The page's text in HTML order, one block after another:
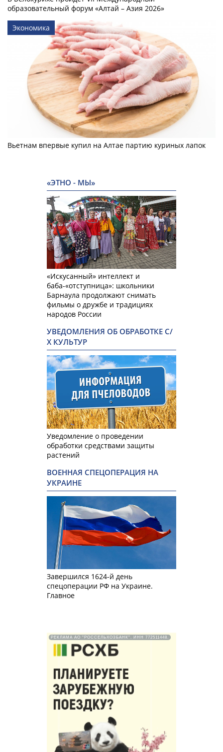
образовательный форум «Алтай – Азия 2026»
Экономика
Вьетнам впервые купил на Алтае партию куриных лапок
«ЭТНО - МЫ»
«Искусанный» интеллект и
баба-«отступница»: школьники
Барнаула продолжают снимать
фильмы о дружбе и традициях
народов России
УВЕДОМЛЕНИЯ ОБ ОБРАБОТКЕ С/
Х КУЛЬТУР
Уведомление о проведении
обработки средствами защиты
растений
ВОЕННАЯ СПЕЦОПЕРАЦИЯ НА
УКРАИНЕ
Завершился 1624-й день
спецоперации РФ на Украине.
Главное
РЕКЛАМА АО "РОССЕЛЬХОЗБАНК". ИНН 772511448.